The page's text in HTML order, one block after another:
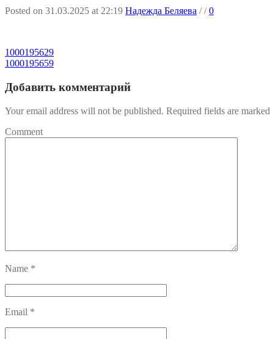
Posted on 31.03.2025 at 22:19 Надежда Беляева //0
1000195629
1000195659
Добавить комментарий
Your email address will not be published. Required fields are marked
Comment
Name *
Email *